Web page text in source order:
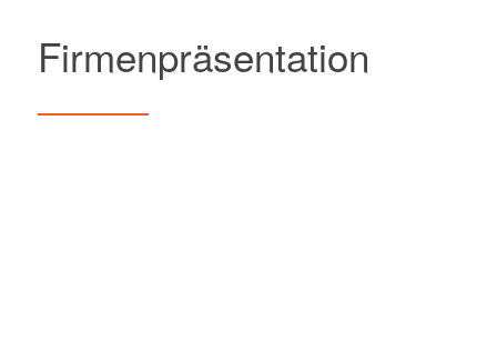
Firmenpräsentation